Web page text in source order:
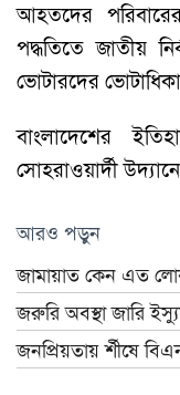
আহতদের
পদ্ধতিতে জাতীয়
ভোটারদের
বাংলাদেশের
সোহরাওয়ার্দী
আরও পড়ুন
জামায়াত কেন এত
জরুরি অবস্থা জারি
জনপ্রিয়তায় র্শীষে